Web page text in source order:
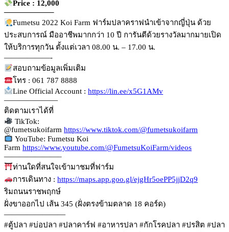
Price : 12,000
——————–
Fumetsu 2022 Koi Farm ฟาร์มปลาคราฟนำเข้าจากญี่ปุ่น ด้วย
ประสบการณ์ มืออาชีพมากกว่า 10 ปี การันตีด้วยรางวัลมากมายเปิด
ให้บริการทุกวัน ตั้งแต่เวลา 08.00 น. – 17.00 น.
——————-
สอบถามข้อมูลเพิ่มเติม
โทร : 061 787 8888
Line Official Account :https://lin.ee/x5G1AMv
———————
ติดตามเราได้ที่
TikTok:
@fumetsukoifarm https://www.tiktok.com/@fumetsukoifarm
YouTube: Fumetsu Koi
Farm https://www.youtube.com/@FumetsuKoiFarm/videos
———————–
ท่านใดที่สนใจเข้ามาชมที่ฟาร์ม
การเดินทาง :https://maps.app.goo.gl/ejgHr5oePP5jjD2q9
ริมถนนราชพฤกษ์
ฝั่งขาออกไป เส้น 345 (ฝั่งตรงข้ามตลาด 18 คอร์ด)
————————
#ตู้ปลา #บ่อปลา #ปลาคาร์ฟ #อาหารปลา #กักโรคปลา #ปรสิต #ปลา